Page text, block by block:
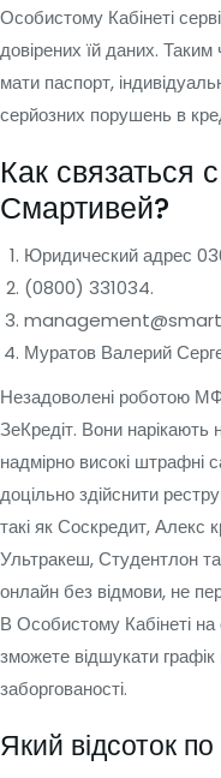
Особистому Кабінеті
довірених їй даних.
мати паспорт,
серйозних порушень в
Как связаться
Смартивей?
Юридический адрес
(0800) 331034.
Муратов Валерий
Незадоволені роботою
ЗеКредіт. Вони нарікають
надмірно високі штрафні
доцільно здійснити
такі як Соскредит,
Ультракеш, Студентлон
онлайн без відмови, не
В Особистому Кабінеті
зможете відшукати графік
заборгованості.
Який відсоток